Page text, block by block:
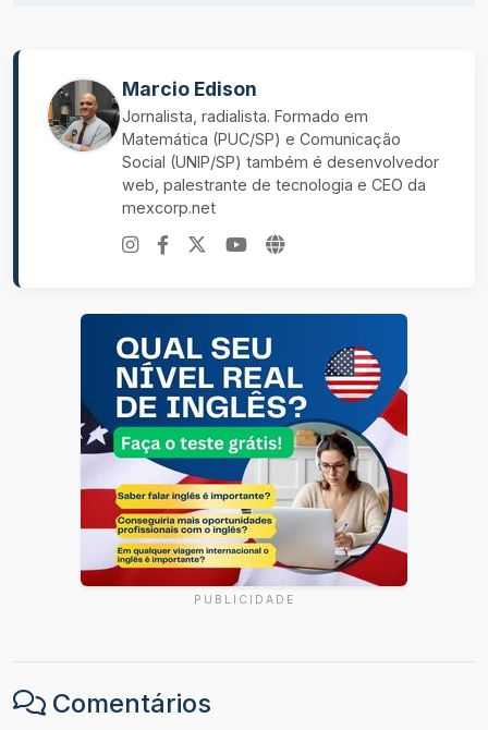
Marcio Edison
Jornalista, radialista. Formado em
Matemática (PUC/SP) e Comunicação
Social (UNIP/SP) também é desenvolvedor
web, palestrante de tecnologia e CEO da
mexcorp.net
PUBLICIDADE
Comentários